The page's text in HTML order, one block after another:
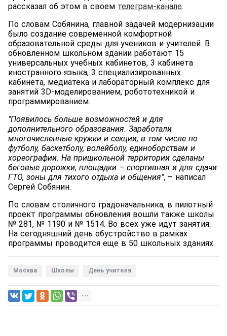
рассказал об этом в своем телеграм-канале.
По словам Собянина, главной задачей модернизации
было создание современной комфортной
образовательной среды для учеников и учителей. В
обновленном школьном здании работают 15
универсальных учебных кабинетов, 3 кабинета
иностранного языка, 3 специализированных
кабинета, медиатека и лабораторный комплекс для
занятий 3D-моделированием, робототехникой и
программированием.
"Появилось больше возможностей и для
дополнительного образования. Заработали
многочисленные кружки и секции, в том числе по
футболу, баскетболу, волейболу, единоборствам и
хореографии. На пришкольной территории сделаны
беговые дорожки, площадки – спортивная и для сдачи
ГТО, зоны для тихого отдыха и общения", – написал
Сергей Собянин.
По словам столичного градоначальника, в пилотный
проект программы обновления вошли также школы
№ 281, № 1190 и № 1514. Во всех уже идут занятия.
На сегодняшний день обустройство в рамках
программы проводится еще в 50 школьных зданиях.
Москва Школы День учителя